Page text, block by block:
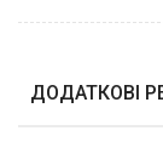
ДОДАТКОВІ